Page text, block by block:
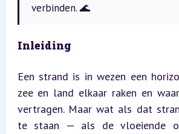
verbinden. 🌊
Inleiding
Een strand is in wezen een
zee en land elkaar raken en
vertragen. Maar wat als dat
te staan — als de vloeiende